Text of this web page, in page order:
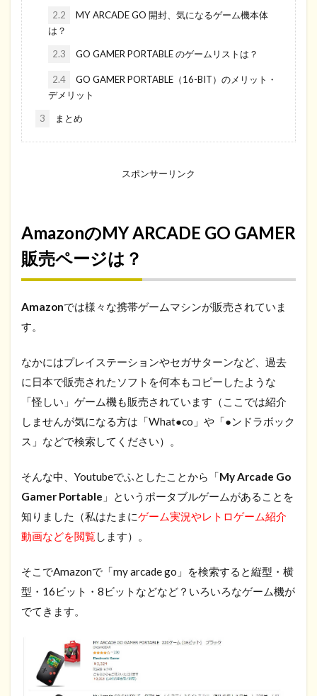
2.2
MY ARCADE GO 開封、気になるゲーム機本体
は？
2.3 GO GAMER PORTABLE のゲームリストは？
2.4
GO GAMER PORTABLE（16-BIT）のメリット・
デメリット
3 まとめ
スポンサーリンク
AmazonのMY ARCADE GO GAMER
販売ページは？
Amazonでは様々な携帯ゲームマシンが販売されていま
す。
なかにはプレイステーションやセガサターンなど、過去
に日本で販売されたソフトを何本もコピーしたような
「怪しい」ゲーム機も販売されています（ここでは紹介
しませんが気になる方は「What●co」や「●ンドラボック
ス」などで検索してください）。
そんな中、Youtubeでふとしたことから「My Arcade Go
Gamer Portable 」というポータブルゲームがあることを
知りました（私はたまにゲーム実況やレトロゲーム紹介
動画などを閲覧します）。
そこでAmazonで「my arcade go」を検索すると縦型・横
型・16ビット・8ビットなどなど？いろいろなゲーム機が
でてきます。